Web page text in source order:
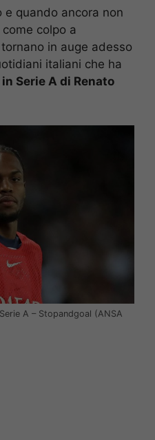
e quando ancora non
colpo a
in auge adesso
italiani che ha
Serie A di Renato
A – Stopandgoal (ANSA